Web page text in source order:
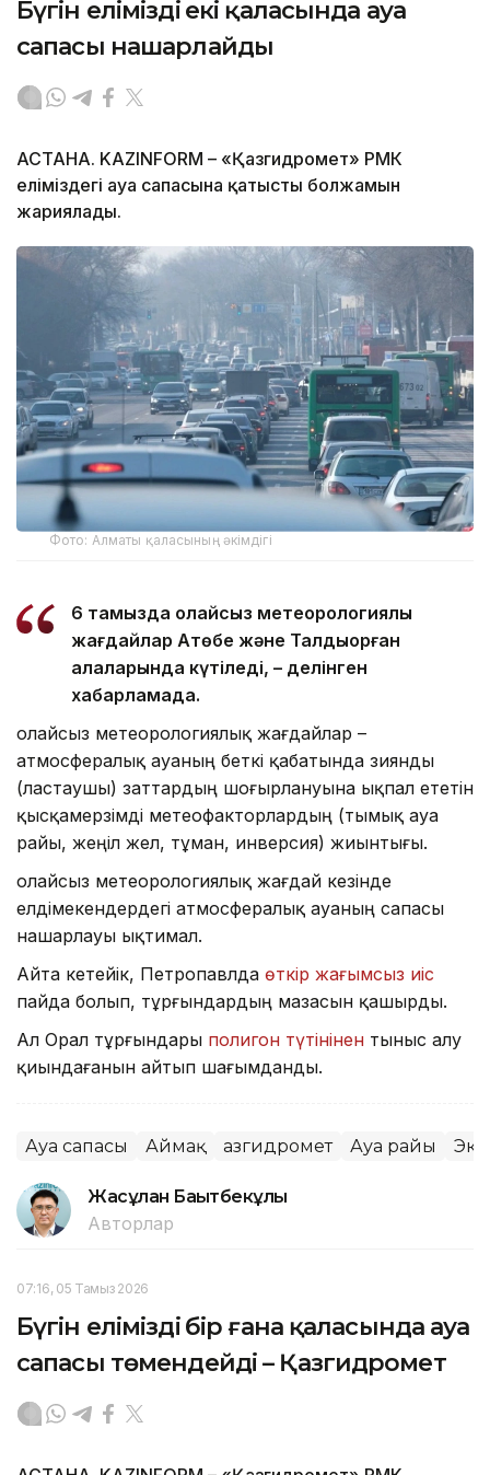
Бүгін еліміздің екі қаласында ауа
сапасы нашарлайды
АСТАНА. KAZINFORM – «Қазгидромет» РМК
еліміздегі ауа сапасына қатысты болжамын
жариялады.
Фото: Алматы қаласының әкімдігі
6 тамызда қолайсыз метеорологиялық
жағдайлар Ақтөбе және Талдықорған
қалаларында күтіледі, – делінген
хабарламада.
Қолайсыз метеорологиялық жағдайлар –
атмосфералық ауаның беткі қабатында зиянды
(ластаушы) заттардың шоғырлануына ықпал ететін
қысқамерзімді метеофакторлардың (тымық ауа
райы, жеңіл жел, тұман, инверсия) жиынтығы.
Қолайсыз метеорологиялық жағдай кезінде
елдімекендердегі атмосфералық ауаның сапасы
нашарлауы ықтимал.
Айта кетейік, Петропавлда өткір жағымсыз иіс
пайда болып, тұрғындардың мазасын қашырды.
Ал Орал тұрғындары полигон түтінінен тыныс алу
қиындағанын айтып шағымданды.
Ауа сапасы Аймақ Қазгидромет Ауа райы
Жасұлан Бақытбекұлы
Авторлар
07:16, 05 Тамыз 2026
Бүгін еліміздің бір ғана қаласында ауа
сапасы төмендейді – Қазгидромет